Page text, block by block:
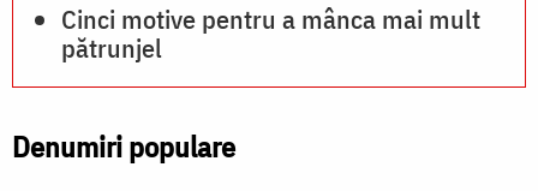
Cinci motive pentru a mânca mai mult
pătrunjel
Denumiri populare